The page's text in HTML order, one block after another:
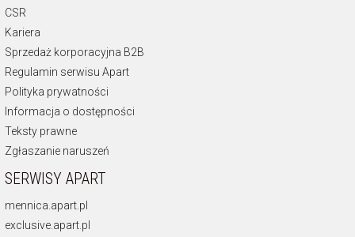
CSR
Kariera
Sprzedaż korporacyjna B2B
Regulamin serwisu Apart
Polityka prywatności
Informacja o dostępności
Teksty prawne
Zgłaszanie naruszeń
SERWISY APART
mennica.apart.pl
exclusive.apart.pl